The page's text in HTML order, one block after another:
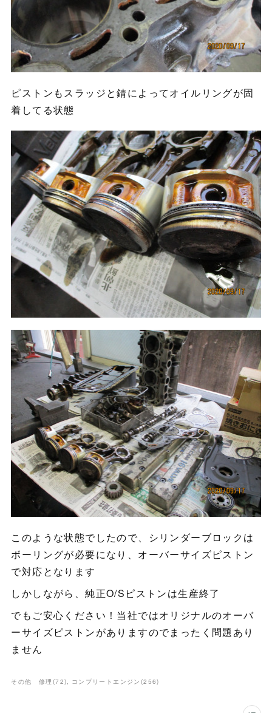
ピストンもスラッジと錆によってオイルリングが固
着してる状態
このような状態でしたので、シリンダーブロックは
ボーリングが必要になり、オーバーサイズピストン
で対応となります
しかしながら、純正O/Sピストンは生産終了
でもご安心ください！当社ではオリジナルのオーバ
ーサイズピストンがありますのでまったく問題あり
ません
その他 修理 (72) コンプリートエンジン (256)